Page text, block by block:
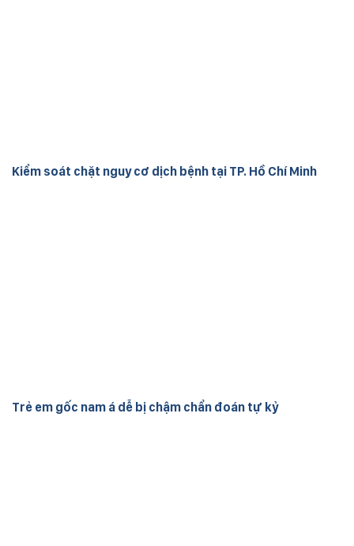
Kiểm soát chặt nguy cơ dịch bệnh tại TP. Hồ Chí Minh
Trẻ em gốc nam á dễ bị chậm chẩn đoán tự kỷ